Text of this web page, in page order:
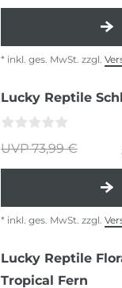
* inkl. ges. MwSt. zzgl.
Lucky Reptile
73,99 €
* inkl. ges. MwSt. zzgl.
Lucky Reptile
Tropical Fern